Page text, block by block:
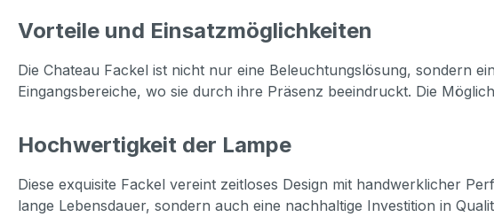
Vorteile und Einsatzmöglichkeiten
Die Chateau Fackel ist nicht nur eine Beleuchtungslösung, sondern
Eingangsbereiche, wo sie durch ihre Präsenz beeindruckt. Die
Hochwertigkeit der Lampe
Diese exquisite Fackel vereint zeitloses Design mit handwerklicher
lange Lebensdauer, sondern auch eine nachhaltige Investition in